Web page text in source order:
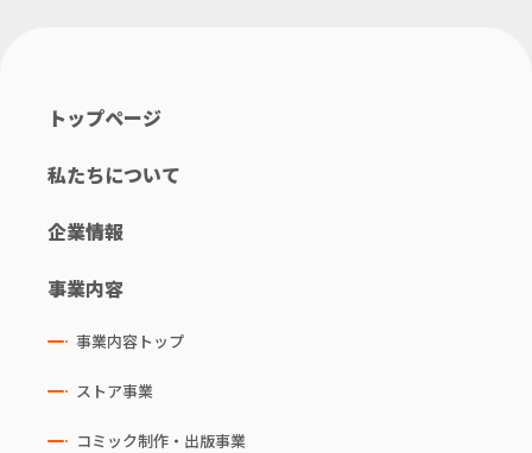
トップページ
私たちについて
企業情報
事業内容
事業内容トップ
ストア事業
コミック制作・出版事業